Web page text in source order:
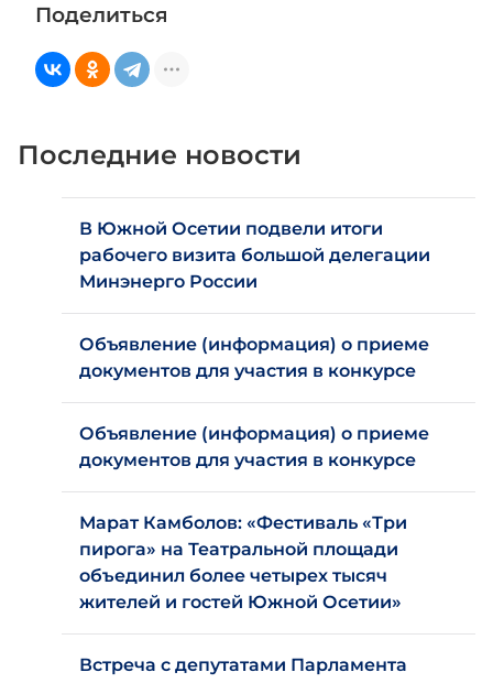
Поделиться
Последние новости
В Южной Осетии подвели итоги
рабочего визита большой делегации
Минэнерго России
Объявление (информация) о приеме
документов для участия в конкурсе
Объявление (информация) о приеме
документов для участия в конкурсе
Марат Камболов: «Фестиваль «Три
пирога» на Театральной площади
объединил более четырех тысяч
жителей и гостей Южной Осетии»
Встреча с депутатами Парламента